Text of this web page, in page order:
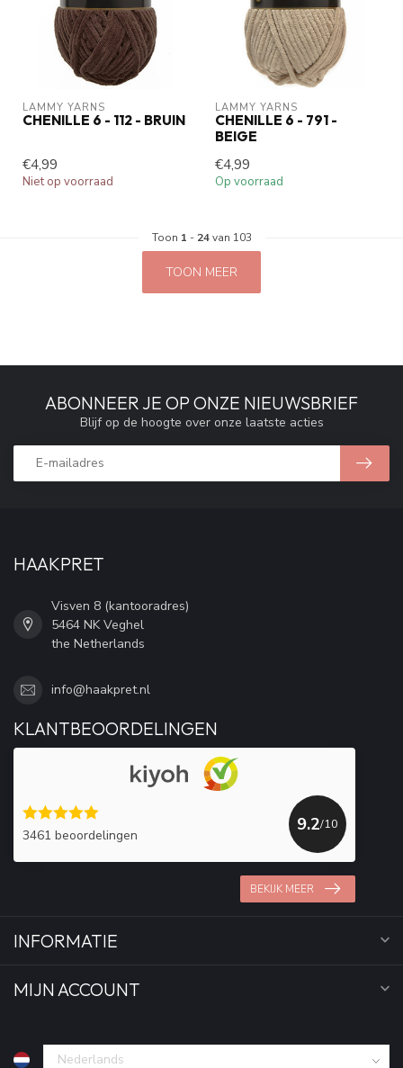
LAMMY YARNS
CHENILLE 6 - 112 - BRUIN
€4,99
Niet op voorraad
LAMMY YARNS
CHENILLE 6 - 791 -
BEIGE
€4,99
Op voorraad
Toon 1 - 24van 103
TOON MEER
ABONNEER JE OP ONZE NIEUWSBRIEF
Blijf op de hoogte over onze laatste acties
HAAKPRET
Visven 8 (kantooradres)
5464 NK Veghel
the Netherlands
info@haakpret.nl
KLANTBEOORDELINGEN
3461 beoordelingen
9.2/10
BEKIJK MEER
INFORMATIE
MIJN ACCOUNT